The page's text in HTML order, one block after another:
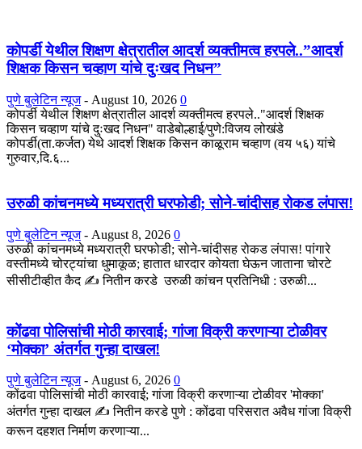
कोपर्डी येथील शिक्षण क्षेत्रातील आदर्श व्यक्तीमत्व हरपले..”आदर्श
शिक्षक किसन चव्हाण यांचे दुःखद निधन”
पुणे बुलेटिन न्यूज - August 10, 2026 0
कोपर्डी येथील शिक्षण क्षेत्रातील आदर्श व्यक्तीमत्व हरपले.."आदर्श शिक्षक
किसन चव्हाण यांचे दुःखद निधन" वाडेबोल्हाई/पुणे:विजय लोखंडे
कोपर्डी(ता.कर्जत) येथे आदर्श शिक्षक किसन काळूराम चव्हाण (वय ५६) यांचे
गुरुवार,दि.६...
उरुळी कांचनमध्ये मध्यरात्री घरफोडी; सोने-चांदीसह रोकड लंपास!
पुणे बुलेटिन न्यूज - August 8, 2026 0
उरुळी कांचनमध्ये मध्यरात्री घरफोडी; सोने-चांदीसह रोकड लंपास! पांगारे
वस्तीमध्ये चोरट्यांचा धुमाकूळ; हातात धारदार कोयता घेऊन जाताना चोरटे
सीसीटीव्हीत कैद ✍️ नितीन करडे उरुळी कांचन प्रतिनिधी : उरुळी...
कोंढवा पोलिसांची मोठी कारवाई; गांजा विक्री करणाऱ्या टोळीवर
‘मोक्का’ अंतर्गत गुन्हा दाखल!
पुणे बुलेटिन न्यूज - August 6, 2026 0
कोंढवा पोलिसांची मोठी कारवाई; गांजा विक्री करणाऱ्या टोळीवर 'मोक्का'
अंतर्गत गुन्हा दाखल ✍️ नितीन करडे पुणे : कोंढवा परिसरात अवैध गांजा विक्री
करून दहशत निर्माण करणाऱ्या...